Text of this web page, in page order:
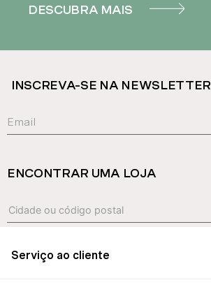
DESCUBRA MAIS
INSCREVA-SE NA NEWSLETTER
ENCONTRAR UMA LOJA
Serviço ao cliente